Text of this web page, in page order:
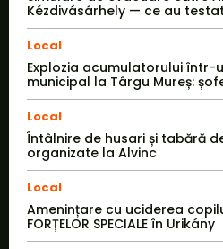
Kézdivásárhely — ce au
Local
Explozia acumulatorului într-
municipal la Târgu Mureș:
Local
Întâlnire de husari și tabără
organizate la Alvinc
Local
Amenințare cu uciderea
FORȚELOR SPECIALE în Urikány